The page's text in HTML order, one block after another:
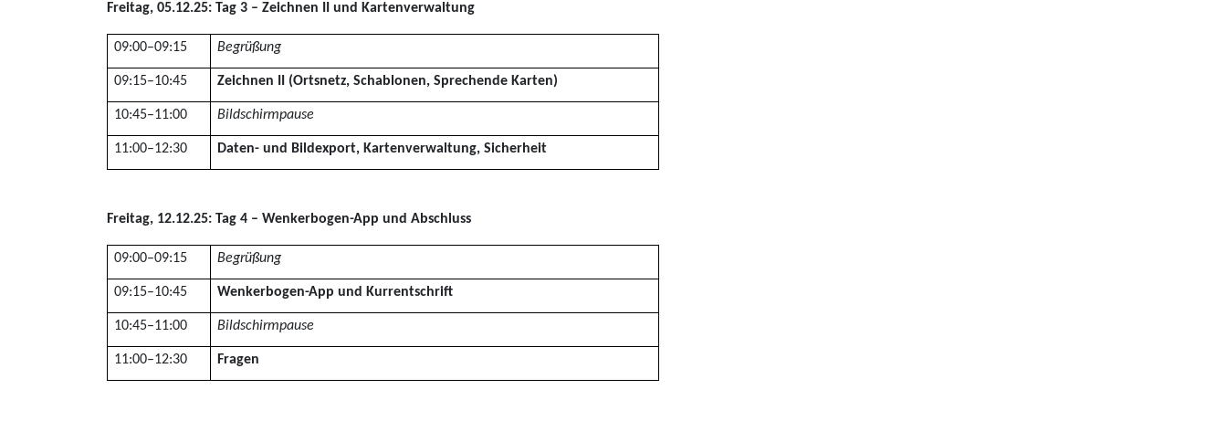
Freitag, 05.12.25: Tag 3 – Zeichnen II und Kartenverwaltung
09:00–09:15 Begrüßung
09:15–10:45 Zeichnen II (Ortsnetz, Schablonen, Sprechende Karten)
10:45–11:00 Bildschirmpause
11:00–12:30 Daten- und Bildexport, Kartenverwaltung, Sicherheit
Freitag, 12.12.25: Tag 4 – Wenkerbogen-App und Abschluss
09:00–09:15 Begrüßung
09:15–10:45 Wenkerbogen-App und Kurrentschrift
10:45–11:00 Bildschirmpause
11:00–12:30 Fragen